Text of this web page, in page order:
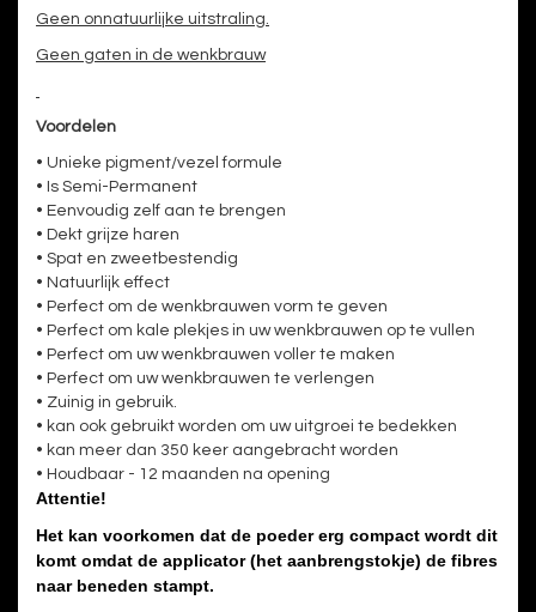
Geen onnatuurlijke uitstraling.
Geen gaten in de wenkbrauw
Voordelen
• Unieke pigment/vezel formule
• Is Semi-Permanent
• Eenvoudig zelf aan te brengen
• Dekt grijze haren
• Spat en zweetbestendig
• Natuurlijk effect
• Perfect om de wenkbrauwen vorm te geven
• Perfect om kale plekjes in uw wenkbrauwen op te vullen
• Perfect om uw wenkbrauwen voller te maken
• Perfect om uw wenkbrauwen te verlengen
• Zuinig in gebruik.
• kan ook gebruikt worden om uw uitgroei te bedekken
• kan meer dan 350 keer aangebracht worden
• Houdbaar - 12 maanden na opening
Attentie!
Het kan voorkomen dat de poeder erg compact wordt dit
komt omdat de applicator (het aanbrengstokje) de fibres
naar beneden stampt.